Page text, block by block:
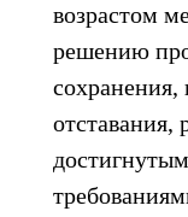
возрастом
решению
отставания,